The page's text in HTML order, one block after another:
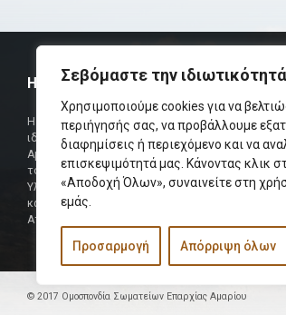
Σεβόμαστε την
Χρησιμοποιούμε cookies για να
περιήγησής σας, να προβάλλουμε
διαφημίσεις ή περιεχόμενο και να
επισκεψιμότητά μας. Κάνοντας κλικ
«Αποδοχή Όλων», συναινείτε στη
εμάς.
Προσαρμογή Απόρριψη όλων
Η ΟΜΟΣΠΟΝΔΙΑ
Η Ομοσπονδία Σωματείων Επαρχίας Αμαρίου
ιδρύθηκε και πήρε τη θέση της Ένωσης
Αμαριωτών, που λειτουργούσε από το 1966 μέχρι
το 1984.
Υλοποιήθηκε σε συνεργασία των μελών του Δ.Σ
και των Δ.Σ των Αμαριώτικων Σωματείων της
Αττικής.
© 2017 Ομοσπονδία Σωματείων Επαρχίας Αμαρίου